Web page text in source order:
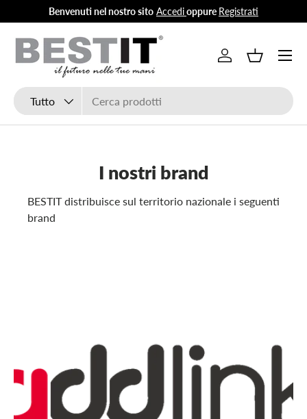
Passa ai contenuti
Benvenuti nel nostro sito Accedioppure Registrati
Cerca
Tipo prodotto
Tutto
AccediCestino
Menu
I nostri brand
BESTIT distribuisce sul territorio nazionale i seguenti
brand